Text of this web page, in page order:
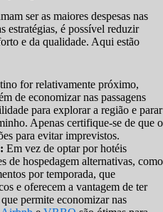
ser as maiores despesas nas
estratégias, é possível reduzir
e da qualidade. Aqui estão
for relativamente próximo,
de economizar nas passagens
para explorar a região e parar
Apenas certifique-se de que o
para evitar imprevistos.
Em vez de optar por hotéis
de hospedagem alternativas, como
por temporada, que
e oferecem a vantagem de ter
permite economizar nas